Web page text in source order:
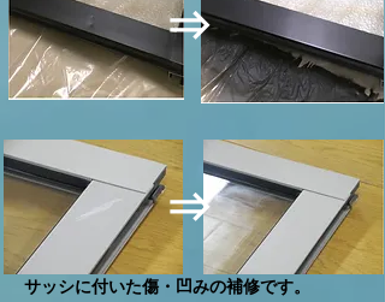
⇒
⇒
​サッシに付いた傷・凹みの補修です。